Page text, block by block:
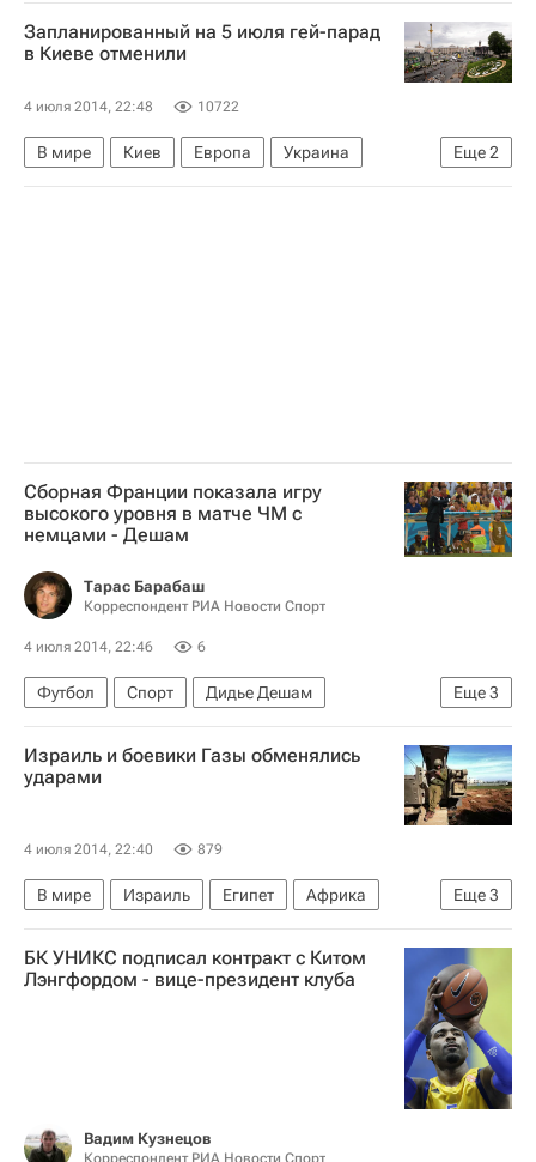
Запланированный на 5 июля гей-парад
в Киеве отменили
4 июля 2014, 22:48 10722
Еще2
В мире Киев Европа
Украина
Весь мир
Amnesty International
Сборная Франции показала игру
высокого уровня в матче ЧМ с
немцами - Дешам
Тарас Барабаш
Корреспондент РИА Новости Спорт
4 июля 2014, 22:46 6
Еще3
Футбол Спорт
Дидье Дешам
Чемпионат мира по футболу 2018
Франция
Германия
Израиль и боевики Газы обменялись
ударами
4 июля 2014, 22:40 879
Еще3
В мире Израиль Египет
Африка
Азия
Весь мир
БК УНИКС подписал контракт с Китом
Лэнгфордом - вице-президент клуба
Вадим Кузнецов